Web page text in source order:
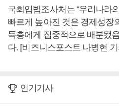
국회입법조사처는 “우리나라
빠르게 높아진 것은 경제성장
득층에게 집중적으로 배분됐
다. [비즈니스포스트 나병현
인기기사